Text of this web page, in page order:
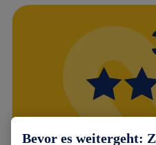
Bevor es weitergeht: